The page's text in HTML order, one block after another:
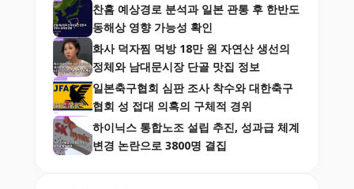
찬홈 예상경로 분석과 일본 관통 후 한반도
동해상 영향 가능성 확인
화사 덕자찜 먹방 18만 원 자연산 생선의
정체와 남대문시장 단골 맛집 정보
일본축구협회 심판 조사 착수와 대한축구
협회 성 접대 의혹의 구체적 경위
하이닉스 통합노조 설립 추진, 성과급 체계
변경 논란으로 3800명 결집